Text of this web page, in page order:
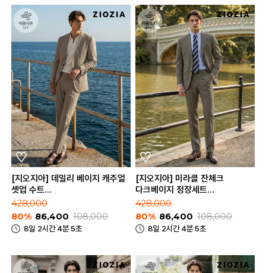
[지오지아] 데일리 베이지 캐주얼
셋업 수트
(AAE2KG1601_AAE2PP1601_BE)
428,000
80% 86,400 108,000
8일 2시간 4분 5초
[지오지아] 미라클 잔체크
다크베이지 정장세트
428,000
80% 86,400 108,000
8일 2시간 4분 5초